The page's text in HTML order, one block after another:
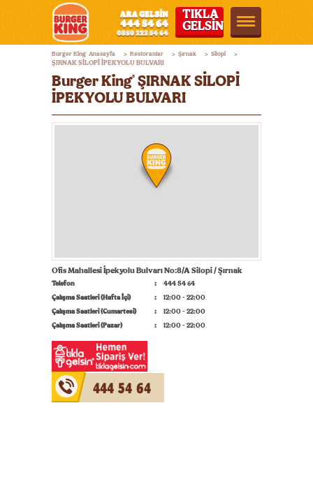
Burger
King®
Türkiye
TIKLA
GELSİN
Burger King® Anasayfa > Restoranlar > Şırnak > Silopi >
ŞIRNAK SİLOPİ İPEKYOLU BULVARI
Burger King® ŞIRNAK SİLOPİ
İPEKYOLU BULVARI
Ofis Mahallesi İpekyolu Bulvarı No:8/A Silopi / Şırnak
Telefon
444 54 64
Çalışma Saatleri (Hafta İçi)
12:00 - 22:00
Çalışma Saatleri (Cumartesi)
12:00 - 22:00
Çalışma Saatleri (Pazar)
12:00 - 22:00
444 54 64